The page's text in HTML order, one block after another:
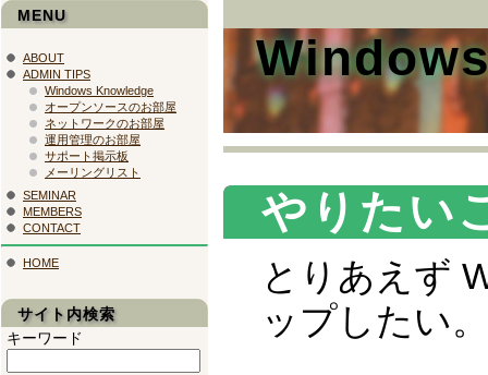
やりたい
とりあえず
ップしたい。
MENU
ABOUT
ADMIN TIPS
Windows Knowledge
オープンソースのお部屋
ネットワークのお部屋
運用管理のお部屋
サポート掲示板
メーリングリスト
SEMINAR
MEMBERS
CONTACT
HOME
サイト内検索
キーワード